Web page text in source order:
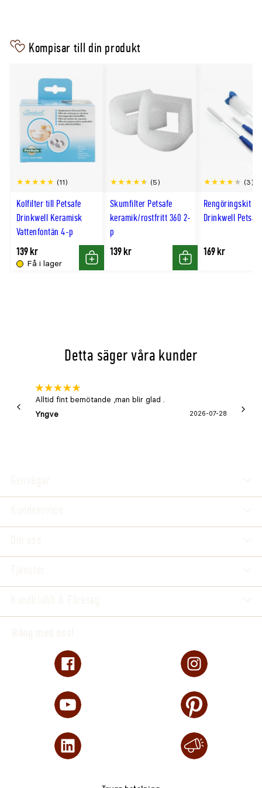
Kompatibelt skumfilter 2-p
Kompisar till din produkt
Kolfilter till Petsafe
Drinkwell Keramisk
Vattenfontän 4-p
(11)
Få i lager
139 kr
Köp
Skumfilter Petsafe
keramik/rostfritt 360 2-
p
(5)
139 kr
Köp
Rengöringskit till
Drinkwell Petsafe
(3)
169 kr
Detta säger våra kunder
Alltid fint bemötande ,man blir glad .
Yngve
2026-07-28